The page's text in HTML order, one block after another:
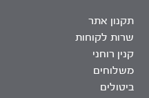
תקנון אתר
שרות לקוחות
קנין רוחני
משלוחים
ביטולים